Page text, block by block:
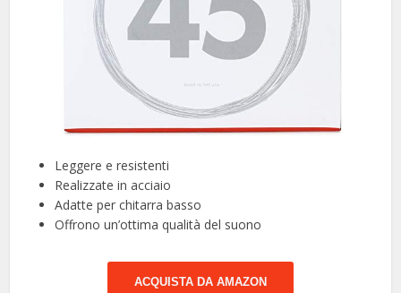
Leggere e resistenti
Realizzate in acciaio
Adatte per chitarra basso
Offrono un’ottima qualità del suono
ACQUISTA DA AMAZON